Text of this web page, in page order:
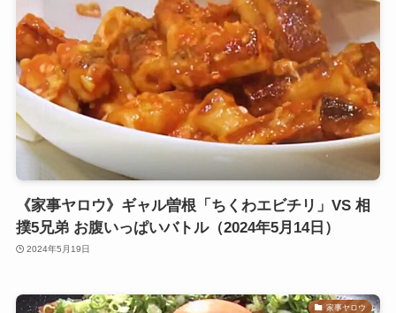
《家事ヤロウ》ギャル曽根「ちくわエビチリ」VS 相
撲5兄弟 お腹いっぱいバトル（2024年5月14日）
2024年5月19日
家事ヤロウ